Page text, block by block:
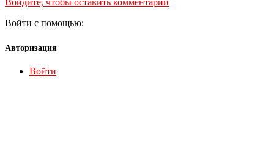
Войдите, чтобы оставить комментарий
Войти с помощью:
Авторизация
Войти